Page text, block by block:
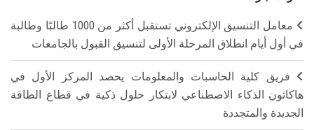
معامل التنسيق الإلكتروني تستقبل أكثر من 1000 طالبًا وطالبة
في أول أيام انطلاق المرحلة الأولى لتنسيق القبول بالجامعات
فريق كلية الحاسبات والمعلومات يحصد المركز الأول في
هاكاثون الذكاء الاصطناعي لابتكار حلول ذكية في قطاع الطاقة
الجديدة والمتجددة